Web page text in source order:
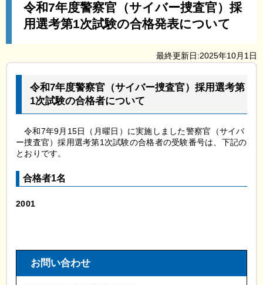
令和7年度警察官（サイバー捜査官）採
用選考第1次試験の合格発表について
最終更新日:2025年10月1日
令和7年度警察官（サイバー捜査官）採用選考第
1次試験の合格者について
令和7年9月15日（月曜日）に実施しました警察官（サイバ
ー捜査官）採用選考第1次試験の合格者の受験番号は、下記の
とおりです。
合格者1名
2001
お問い合わせ